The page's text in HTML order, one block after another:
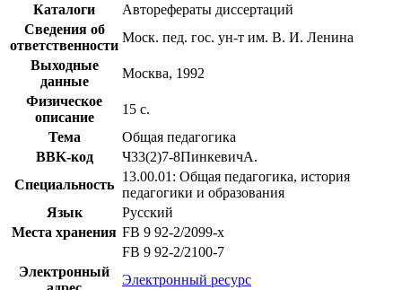
Каталоги
Авторефераты диссертаций
Сведения об
ответственности
Моск. пед. гос. ун-т им. В. И. Ленина
Выходные
данные
Москва, 1992
Физическое
описание
15 с.
Тема
Общая педагогика
BBK-код
Ч33(2)7-8ПинкевичА.
Специальность
13.00.01: Общая педагогика, история
педагогики и образования
Язык
Русский
Места хранения FB 9 92-2/2099-x
FB 9 92-2/2100-7
Электронный
Электронный ресурс